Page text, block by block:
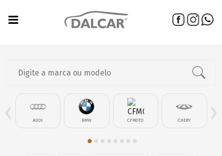
AUDI BMW CFMOTO CHERY
‹ ›